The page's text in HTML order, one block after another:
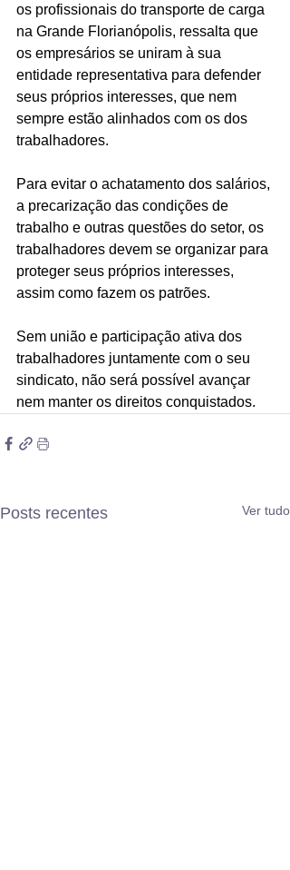
os profissionais do transporte de carga
na Grande Florianópolis, ressalta que
os empresários se uniram à sua
entidade representativa para defender
seus próprios interesses, que nem
sempre estão alinhados com os dos
trabalhadores.
Para evitar o achatamento dos salários,
a precarização das condições de
trabalho e outras questões do setor, os
trabalhadores devem se organizar para
proteger seus próprios interesses,
assim como fazem os patrões.
Sem união e participação ativa dos
trabalhadores juntamente com o seu
sindicato, não será possível avançar
nem manter os direitos conquistados.
Posts recentes Ver tudo